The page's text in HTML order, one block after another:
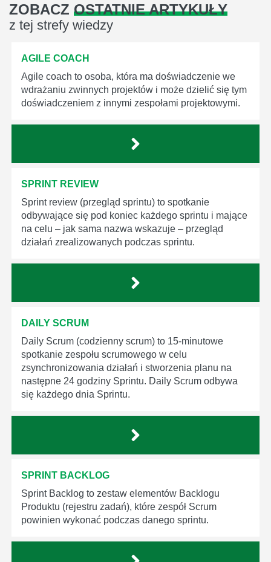
ZOBACZ OSTATNIE ARTYKUŁY
z tej strefy wiedzy
AGILE COACH
Agile coach to osoba, która ma doświadczenie we
wdrażaniu zwinnych projektów i może dzielić się tym
doświadczeniem z innymi zespołami projektowymi.
SPRINT REVIEW
Sprint review (przegląd sprintu) to spotkanie
odbywające się pod koniec każdego sprintu i mające
na celu – jak sama nazwa wskazuje – przegląd
działań zrealizowanych podczas sprintu.
DAILY SCRUM
Daily Scrum (codzienny scrum) to 15-minutowe
spotkanie zespołu scrumowego w celu
zsynchronizowania działań i stworzenia planu na
następne 24 godziny Sprintu. Daily Scrum odbywa
się każdego dnia Sprintu.
SPRINT BACKLOG
Sprint Backlog to zestaw elementów Backlogu
Produktu (rejestru zadań), które zespół Scrum
powinien wykonać podczas danego sprintu.